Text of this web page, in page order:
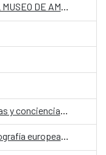
EL SUEÑO DEL JAGUAR LLEGA AL MUSEO DE AMÉRICA
AL OTRO LADO DEL MAR. Cinematografía europea contemporánea